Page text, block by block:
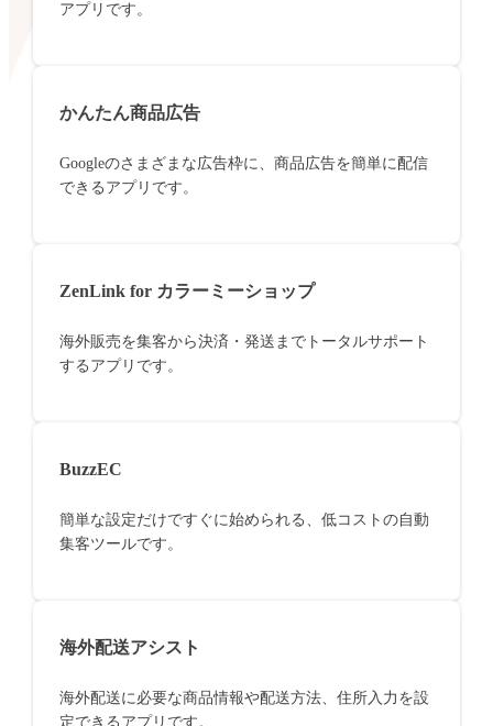
アプリです。
かんたん商品広告
Googleのさまざまな広告枠に、商品広告を簡単に配信
できるアプリです。
ZenLink for カラーミーショップ
海外販売を集客から決済・発送までトータルサポート
するアプリです。
BuzzEC
簡単な設定だけですぐに始められる、低コストの自動
集客ツールです。
海外配送アシスト
海外配送に必要な商品情報や配送方法、住所入力を設
定できるアプリです。